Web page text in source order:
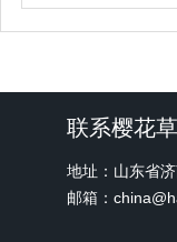
联系樱花
地址：山东
邮箱：